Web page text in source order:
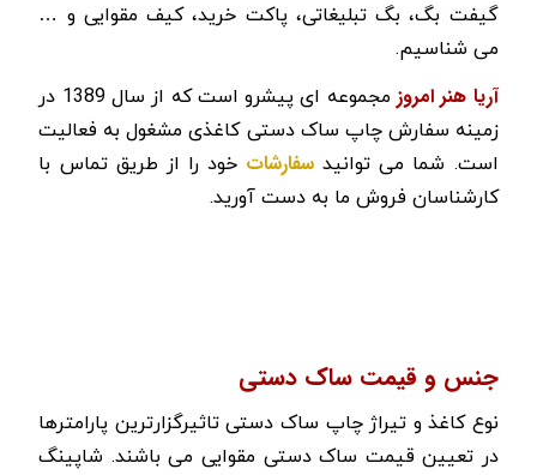
گيفت بگ، بگ تبلیغاتی، پاكت خريد، کیف مقوایی و …
می شناسيم.
آریا هنر امروز
مجموعه ای پیشرو است که از سال 1389 در
زمینه سفارش چاپ ساک دستی کاغذی مشغول به فعالیت
است. شما می توانید سفارشات خود را از طریق تماس با
کارشناسان فروش ما به دست آورید.
جنس و قیمت ساک دستی
نوع کاغذ و تیراژ چاپ ساک دستی تاثیرگزارترین پارامترها
در تعیین قیمت ساک دستی مقوایی می باشند. شاپینگ